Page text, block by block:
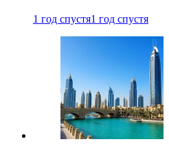
1 год спустя1 год спустя